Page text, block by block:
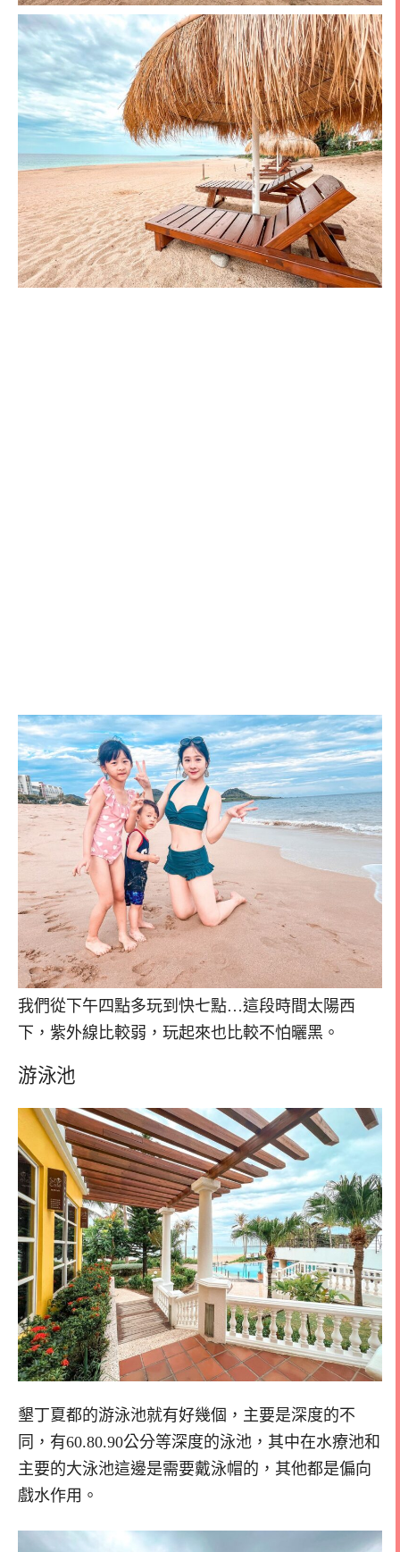
我們從下午四點多玩到快七點…這段時間太陽西
下，紫外線比較弱，玩起來也比較不怕曬黑。
游泳池
墾丁夏都的游泳池就有好幾個，主要是深度的不
同，有60.80.90公分等深度的泳池，其中在水療池和
主要的大泳池這邊是需要戴泳帽的，其他都是偏向
戲水作用。